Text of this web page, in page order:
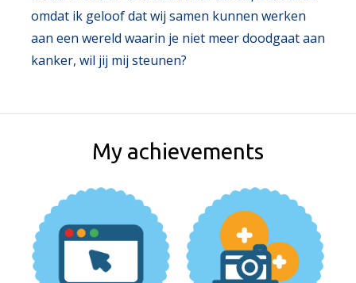
omdat ik geloof dat wij samen kunnen werken
aan een wereld waarin je niet meer doodgaat aan
kanker, wil jij mij steunen?
My achievements